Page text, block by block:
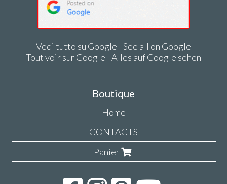
Vedi tutto su Google - See all on Google
Tout voir sur Google - Alles auf Google sehen
Boutique
Home
CONTACTS
Panier